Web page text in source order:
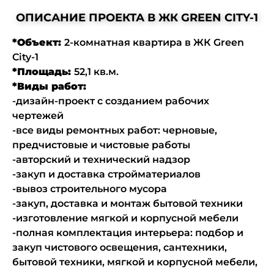
ОПИСАНИЕ ПРОЕКТА В ЖК GREEN CITY-1
*Объект: 2-комнатная квартира в ЖК Green
City-1
*Площадь: 52,1 кв.м.
*Виды работ:
-дизайн-проект с созданием рабочих
чертежей
-все виды ремонтных работ: черновые,
предчистовые и чистовые работы
-авторский и технический надзор
-закуп и доставка стройматериалов
-вывоз строительного мусора
-закуп, доставка и монтаж бытовой техники
-изготовление мягкой и корпусной мебели
-полная комплектация интерьера: подбор и
закуп чистового освещения, сантехники,
бытовой техники, мягкой и корпусной мебели,